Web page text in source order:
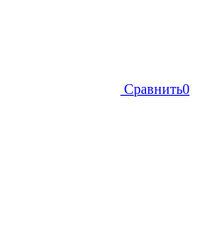
Сравнить0